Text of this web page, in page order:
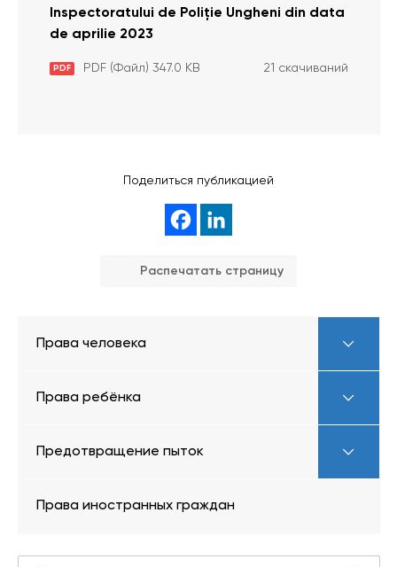
Inspectoratului de Poliție Ungheni din data
de aprilie 2023
PDF PDF (Файл) 347.0 KB 21 скачиваний
Поделиться публикацией
Распечатать страницу
Права человека
Права ребёнка
Предотвращение пыток
Права иностранных граждан